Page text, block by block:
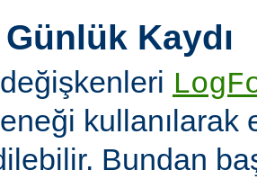
Günlük Kaydı
kullanılarak
Bundan